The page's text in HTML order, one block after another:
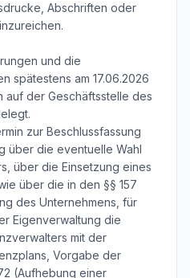
Abschriften oder
und die
spätestens am 17.06.2026
auf der Geschäftsstelle des
zur Beschlussfassung
über die eventuelle Wahl
über die Einsetzung eines
über die in den §§ 157
des Unternehmens, für
Eigenverwaltung die
mit der
Vorgabe der
(Aufhebung einer